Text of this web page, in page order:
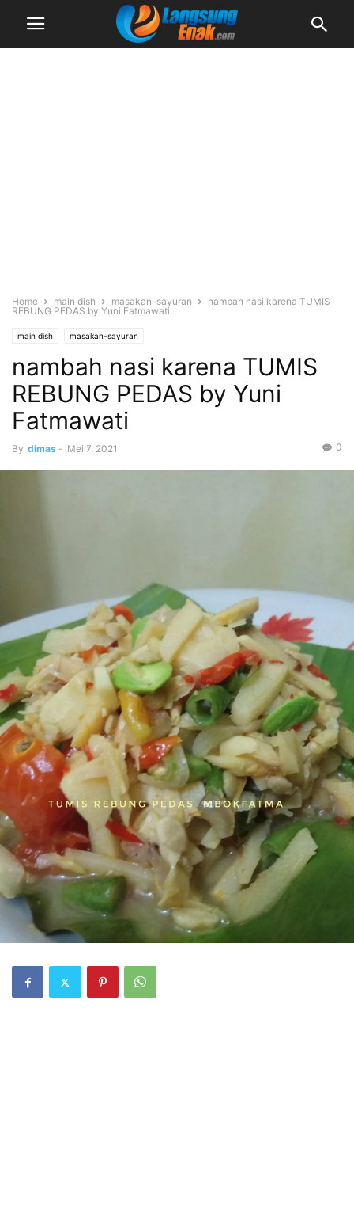
Home main dish masakan-sayuran
nambah nasi karena TUMIS
REBUNG PEDAS by Yuni Fatmawati
main dish masakan-sayuran
nambah nasi karena TUMIS
REBUNG PEDAS by Yuni
Fatmawati
By dimas - Mei 7, 2021 0